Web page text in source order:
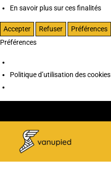
En savoir plus sur ces finalités
Accepter Refuser Préférences
Préférences
Politique d’utilisation des cookies